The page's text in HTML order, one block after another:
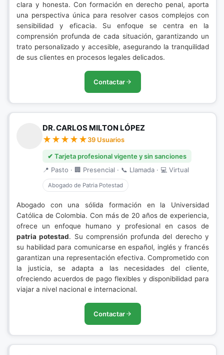
clara y honesta. Con formación en derecho penal, aporta
una perspectiva única para resolver casos complejos con
sensibilidad y eficacia. Su enfoque se centra en la
comprensión profunda de cada situación, garantizando un
trato personalizado y accesible, asegurando la tranquilidad
de sus clientes en procesos legales delicados.
Contactar
DR. CARLOS MILTON LÓPEZ
39 Usuarios
✔ Tarjeta profesional vigente y sin sanciones
📍 Pasto · 🏢 Presencial · 📞 Llamada · 💻 Virtual
Abogado de Patria Potestad
Abogado con una sólida formación en la Universidad
Católica de Colombia. Con más de 20 años de experiencia,
ofrece un enfoque humano y profesional en casos de
patria potestad. Su comprensión profunda del derecho y
su habilidad para comunicarse en español, inglés y francés
garantizan una representación efectiva. Comprometido con
la justicia, se adapta a las necesidades del cliente,
ofreciendo acuerdos de pago flexibles y disponibilidad para
viajar a nivel nacional e internacional.
Contactar